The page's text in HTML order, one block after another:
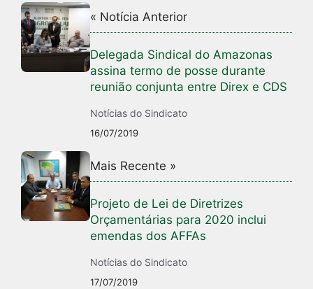
« Notícia Anterior
Delegada Sindical do Amazonas
assina termo de posse durante
reunião conjunta entre Direx e CDS
Notícias do Sindicato
16/07/2019
Mais Recente »
Projeto de Lei de Diretrizes
Orçamentárias para 2020 inclui
emendas dos AFFAs
Notícias do Sindicato
17/07/2019